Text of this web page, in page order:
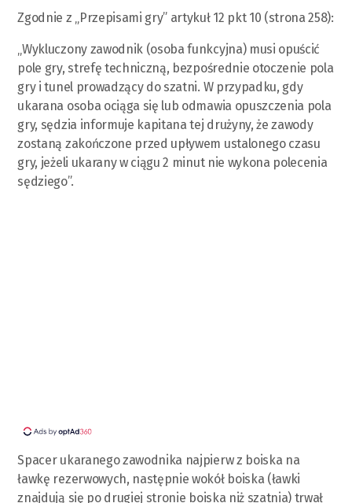
Zgodnie z „Przepisami gry” artykuł 12 pkt 10 (strona 258):
„Wykluczony zawodnik (osoba funkcyjna) musi opuścić
pole gry, strefę techniczną, bezpośrednie otoczenie pola
gry i tunel prowadzący do szatni. W przypadku, gdy
ukarana osoba ociąga się lub odmawia opuszczenia pola
gry, sędzia informuje kapitana tej drużyny, że zawody
zostaną zakończone przed upływem ustalonego czasu
gry, jeżeli ukarany w ciągu 2 minut nie wykona polecenia
sędziego”.
Spacer ukaranego zawodnika najpierw z boiska na
ławkę rezerwowych, następnie wokół boiska (ławki
znajdują się po drugiej stronie boiska niż szatnia) trwał